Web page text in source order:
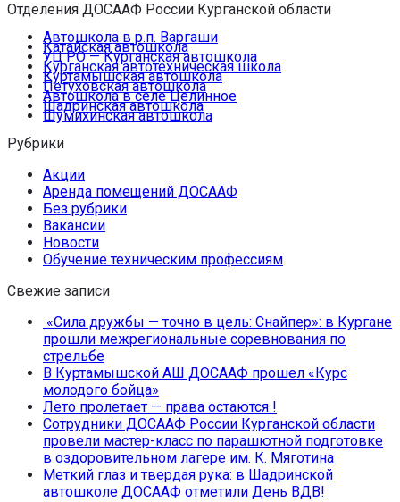
Отделения ДОСААФ России Курганской области
Автошкола в р.п. Варгаши
Катайская автошкола
УЦ РО — Курганская автошкола
Курганская автотехническая школа
Куртамышская автошкола
Петуховская автошкола
Автошкола в селе Целинное
Шадринская автошкола
Шумихинская автошкола
Рубрики
Акции
Аренда помещений ДОСААФ
Без рубрики
Вакансии
Новости
Обучение техническим профессиям
Свежие записи
«Сила дружбы — точно в цель: Снайпер»: в Кургане
прошли межрегиональные соревнования по
стрельбе
В Куртамышской АШ ДОСААФ прошел «Курс
молодого бойца»
Лето пролетает — права остаются !
Сотрудники ДОСААФ России Курганской области
провели мастер-класс по парашютной подготовке
в оздоровительном лагере им. К. Мяготина
Меткий глаз и твердая рука: в Шадринской
автошколе ДОСААФ отметили День ВДВ!